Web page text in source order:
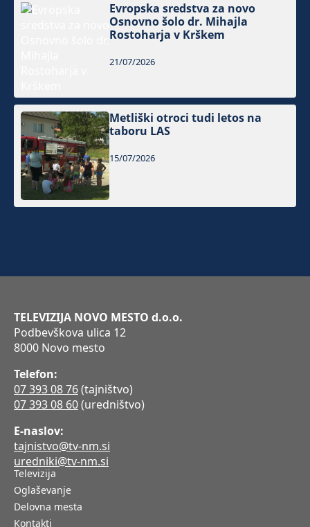
Evropska sredstva za novo
Osnovno šolo dr. Mihajla
Rostoharja v Krškem
21/07/2026
Metliški otroci tudi letos na
taboru LAS
15/07/2026
TELEVIZIJA NOVO MESTO d.o.o.
Podbevškova ulica 12
8000 Novo mesto
Telefon:
07 393 08 76(tajništvo)
07 393 08 60(uredništvo)
E-naslov:
tajnistvo@tv-nm.si
uredniki@tv-nm.si
Televizija
Oglaševanje
Delovna mesta
Kontakti